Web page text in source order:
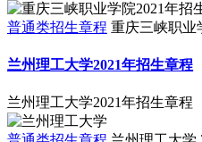
普通类招生章程 重庆三峡职业
兰州理工大学2021年招生章程
兰州理工大学2021年招生章程